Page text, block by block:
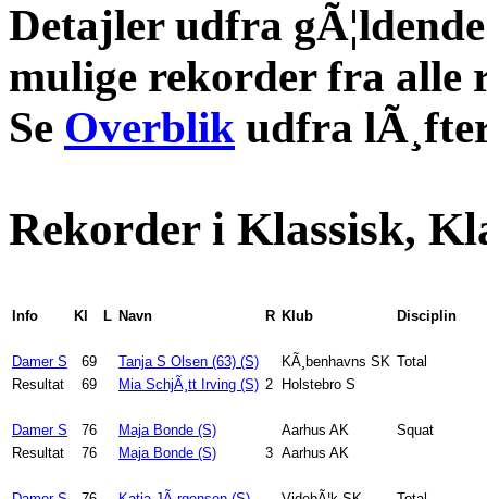
Detajler udfra
mulige rekorder fra alle
Se Overblik udfra
Rekorder i Klassisk,
Info Kl L Navn R Klub Disciplin
Damer S 69 Tanja S Olsen (63) (S) KÃ¸benhavns SK Total
Resultat
69 Mia SchjÃ¸tt Irving (S) 2 Holstebro S
Damer S 76 Maja Bonde (S) Aarhus AK
Squat
Resultat
76 Maja Bonde (S) 3 Aarhus AK